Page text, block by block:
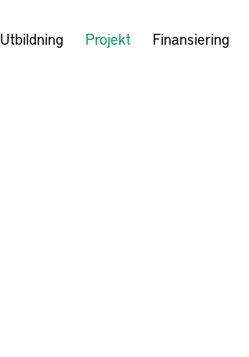
Utbildning Projekt Finansiering